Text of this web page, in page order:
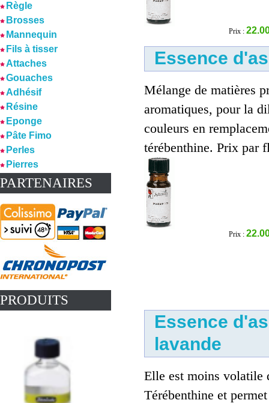
Règle
Brosses
Mannequin
Fils à tisser
Attaches
Gouaches
Adhésif
Résine
Eponge
Pâte Fimo
Perles
Pierres
PARTENAIRES
PRODUITS
Prix :
Essence
Mélange de matières
aromatiques, pour la
couleurs en
térébenthine. Prix par
Prix :
Essence
lavande
Elle est moins volatile
Térébenthine et